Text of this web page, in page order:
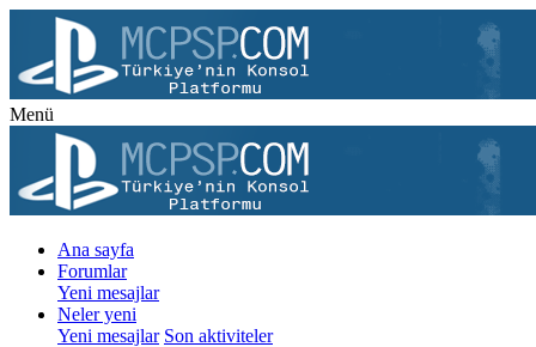
Menü
Ana sayfa
Forumlar
Yeni mesajlar
Neler yeni
Yeni mesajlar Son aktiviteler